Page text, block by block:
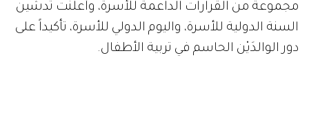
مجموعة من القرارات الداعمة للأسرة، وأعلنت تدشين
السنة الدولية للأسرة، واليوم الدولي للأسرة، تأكيداً على
دور الوالدَيْن الحاسم في تربية الأطفال.